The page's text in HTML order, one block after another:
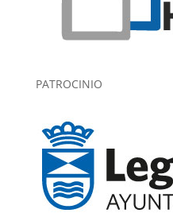
PATROCINIO